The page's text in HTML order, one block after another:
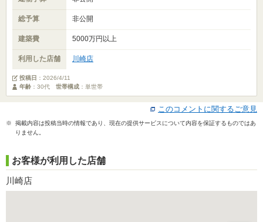
総予算 非公開
建築費 5000万円以上
利用した店舗 川崎店
投稿日 ： 2026/4/11
年齢 ：30代 世帯構成 ：単世帯
このコメントに関するご意見
※ 掲載内容は投稿当時の情報であり、現在の提供サービスについて内容を保証するものではあ
りません。
お客様が利用した店舗
川崎店